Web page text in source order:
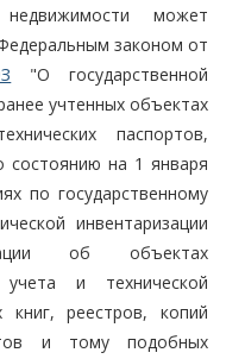
может
законом от
"О государственной
учтенных объектах
паспортов,
состоянию на 1 января
по государственному
инвентаризации
об объектах
учета и технической
книг, реестров, копий
и тому подобных